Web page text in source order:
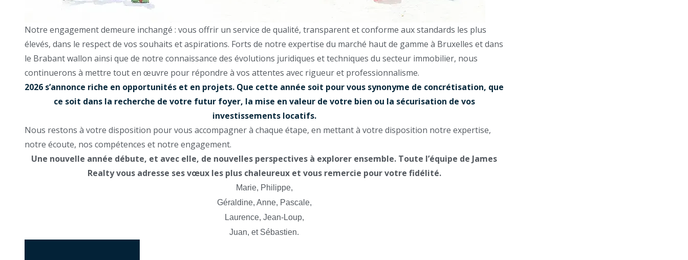
Notre engagement demeure inchangé : vous offrir un service de qualité, transparent et conforme aux standards les plus
élevés, dans le respect de vos souhaits et aspirations. Forts de notre expertise du marché haut de gamme à Bruxelles et dans
le Brabant wallon ainsi que de notre connaissance des évolutions juridiques et techniques du secteur immobilier, nous
continuerons à mettre tout en œuvre pour répondre à vos attentes avec rigueur et professionnalisme.
2026 s’annonce riche en opportunités et en projets. Que cette année soit pour vous synonyme de concrétisation, que
ce soit dans la recherche de votre futur foyer, la mise en valeur de votre bien ou la sécurisation de vos
investissements locatifs.
Nous restons à votre disposition pour vous accompagner à chaque étape, en mettant à votre disposition notre expertise,
notre écoute, nos compétences et notre engagement.
Une nouvelle année débute, et avec elle, de nouvelles perspectives à explorer ensemble. Toute l’équipe de James
Realty vous adresse ses vœux les plus chaleureux et vous remercie pour votre fidélité.
Marie, Philippe,
Géraldine, Anne, Pascale,
Laurence, Jean-Loup,
Juan, et Sébastien.